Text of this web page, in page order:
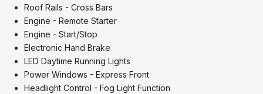
Roof Rails - Cross Bars
Engine - Remote Starter
Engine - Start/Stop
Electronic Hand Brake
LED Daytime Running Lights
Power Windows - Express Front
Headlight Control - Fog Light Function